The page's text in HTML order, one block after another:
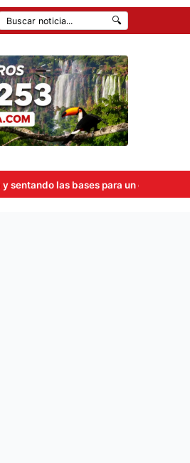
🔍
un cambio sostenido a largo plazo”